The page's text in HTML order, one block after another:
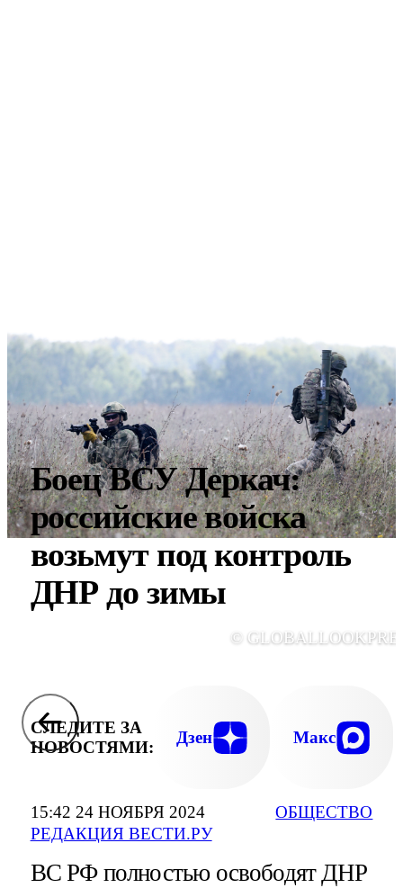
15:42 24 НОЯБРЯ 2024
РЕДАКЦИЯ ВЕСТИ.РУ
ОБЩЕСТВО
Боец ВСУ Деркач:
российские войска
возьмут под контроль
ДНР до зимы
©
СЛЕДИТЕ ЗА
НОВОСТЯМИ:
Дзен Макс
ВС РФ полностью освободят ДНР